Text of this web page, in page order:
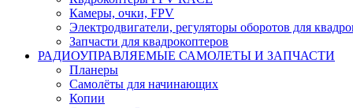
Камеры, очки, FPV
Электродвигатели, регуляторы оборотов для
Запчасти для квадрокоптеров
РАДИОУПРАВЛЯЕМЫЕ САМОЛЕТЫ И ЗАПЧАСТИ
Планеры
Самолёты для начинающих
Копии